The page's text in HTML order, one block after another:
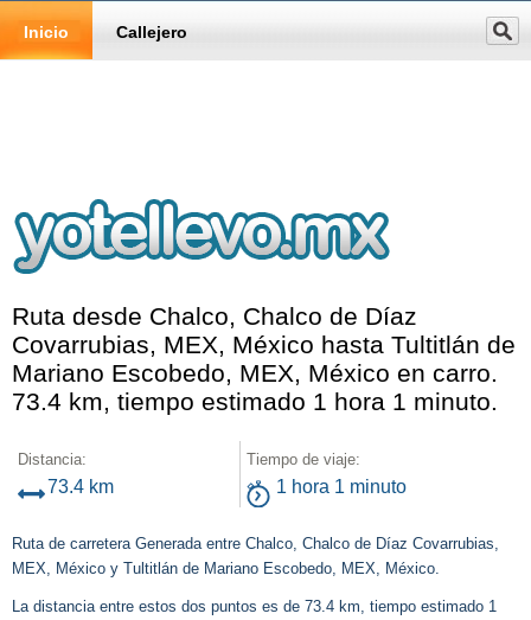
Inicio Callejero
Ruta desde Chalco, Chalco de Díaz
Covarrubias, MEX, México hasta Tultitlán de
Mariano Escobedo, MEX, México en carro.
73.4 km, tiempo estimado 1 hora 1 minuto.
Distancia:
73.4 km
Tiempo de viaje:
1 hora 1 minuto
Ruta de carretera Generada entre Chalco, Chalco de Díaz Covarrubias,
MEX, México y Tultitlán de Mariano Escobedo, MEX, México.
La distancia entre estos dos puntos es de 73.4 km, tiempo estimado 1